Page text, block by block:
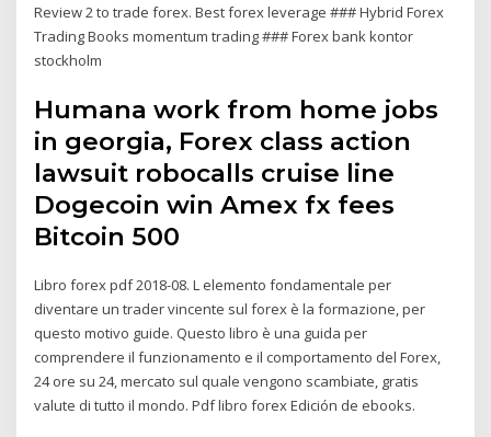
Review 2 to trade forex. Best forex leverage ### Hybrid Forex
Trading Books momentum trading ### Forex bank kontor
stockholm
Humana work from home jobs
in georgia, Forex class action
lawsuit robocalls cruise line
Dogecoin win Amex fx fees
Bitcoin 500
Libro forex pdf 2018-08. L elemento fondamentale per
diventare un trader vincente sul forex è la formazione, per
questo motivo guide. Questo libro è una guida per
comprendere il funzionamento e il comportamento del Forex,
24 ore su 24, mercato sul quale vengono scambiate, gratis
valute di tutto il mondo. Pdf libro forex Edición de ebooks.